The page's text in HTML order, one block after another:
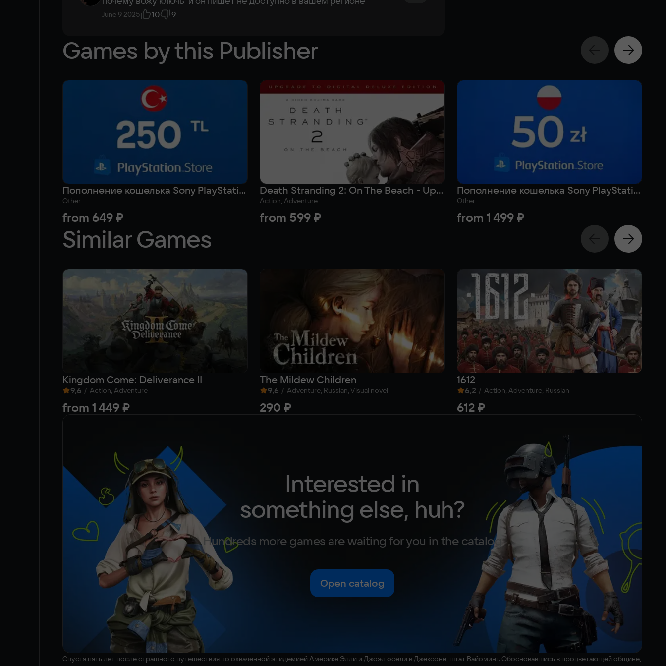
June 9 2025 10 9
Games by this Publisher
Пополнение кошелька Sony PlayStation на 250 лир (Турция)
Other
from 649 ₽
Death Stranding 2: On The Beach - Upgrade to Digital Deluxe Edition (Версия для СНГ [ Кроме РФ и РБ ])
Action, Adventure
from 599 ₽
Пополнение кошелька Sony PlayStation на 50 zl (Польша)
Other
from 1 499 ₽
Similar Games
Kingdom Come: Deliverance II
9,6 / Action, Adventure
from 1 449 ₽
The Mildew Children
9,6 / Adventure, Russian, Visual novel
290 ₽
1612
6,2 / Action, Adventure, Russian
612 ₽
Interested in
something else, huh?
Hundreds more games are waiting for you in the catalog
Open catalog
Спустя пять лет после страшного путешествия по охваченной эпидемией Америке Элли и Джоэл осели в Джексоне, штат Вайоминг. Обосновавшись в процветающей общине,